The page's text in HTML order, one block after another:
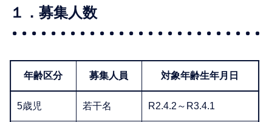
１．募集人数
年齢区分 募集人員 対象年齢生年月日
5歳児 若干名 R2.4.2～R3.4.1